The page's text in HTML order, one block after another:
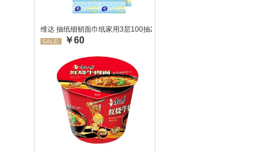
维达 抽纸细韧面巾纸家用3层100抽24包/箱 超值装 偏远地区不发货偏远地
SALE: ￥60